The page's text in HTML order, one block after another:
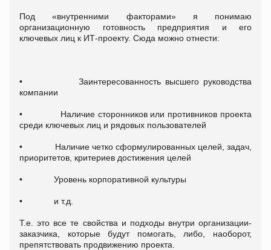
Под «внутренними факторами» я понимаю
организационную готовность предприятия и его
ключевых лиц к ИТ-проекту. Сюда можно отнести:
• Заинтересованность высшего руководства
компании
• Наличие сторонников или противников проекта
среди ключевых лиц и рядовых пользователей
• Наличие четко сформулированных целей, задач,
приоритетов, критериев достижения целей
• Уровень корпоративной культуры
• и т.д.
Т.е. это все те свойства и подходы внутри организации-
заказчика, которые будут помогать, либо, наоборот,
препятствовать продвижению проекта.